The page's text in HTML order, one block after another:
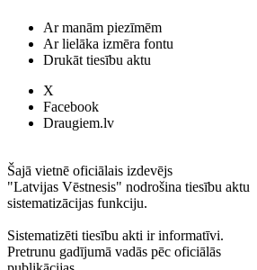
Ar manām piezīmēm
Ar lielāka izmēra fontu
Drukāt tiesību aktu
X
Facebook
Draugiem.lv
Šajā vietnē oficiālais izdevējs
"Latvijas Vēstnesis" nodrošina tiesību aktu
sistematizācijas funkciju.
Sistematizēti tiesību akti ir informatīvi.
Pretrunu gadījumā vadās pēc oficiālās